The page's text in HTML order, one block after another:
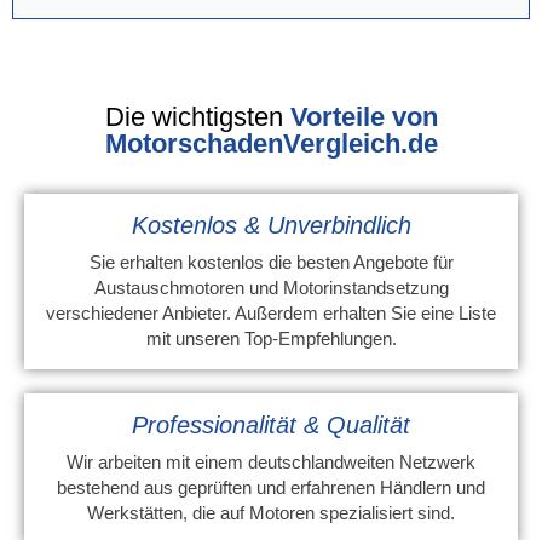
Die wichtigsten Vorteile von
MotorschadenVergleich.de
Kostenlos & Unverbindlich
Sie erhalten kostenlos die besten Angebote für
Austauschmotoren und Motorinstandsetzung
verschiedener Anbieter. Außerdem erhalten Sie eine Liste
mit unseren Top-Empfehlungen.
Professionalität & Qualität
Wir arbeiten mit einem deutschlandweiten Netzwerk
bestehend aus geprüften und erfahrenen Händlern und
Werkstätten, die auf Motoren spezialisiert sind.